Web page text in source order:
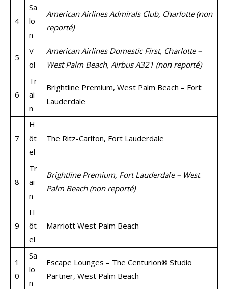
4
Sa
lo
n
American Airlines Admirals Club, Charlotte (non
reporté)
5
V
ol
American Airlines Domestic First, Charlotte –
West Palm Beach, Airbus A321 (non reporté)
6
Tr
ai
n
Brightline Premium, West Palm Beach – Fort
Lauderdale
7
H
ôt
el
The Ritz-Carlton, Fort Lauderdale
8
Tr
ai
n
Brightline Premium, Fort Lauderdale – West
Palm Beach (non reporté)
9
H
ôt
el
Marriott West Palm Beach
1
0
Sa
lo
n
Escape Lounges – The Centurion® Studio
Partner, West Palm Beach